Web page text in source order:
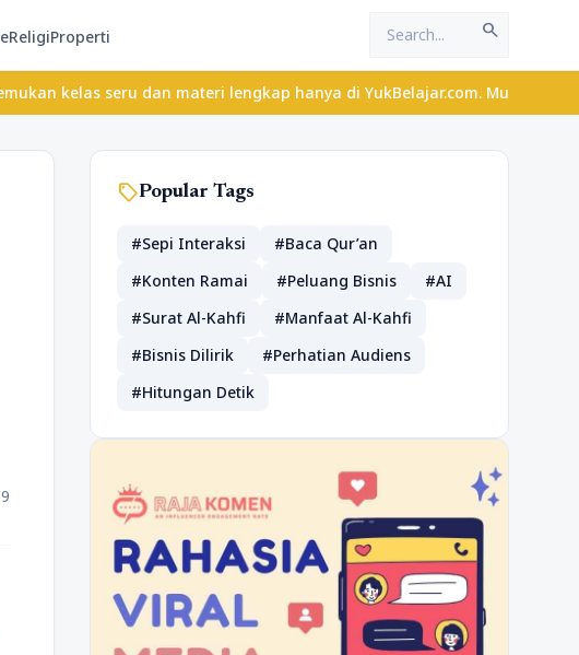
ReligiProperti search
dan materi lengkap hanya di YukBelajar.com. Mulai langkah
sellPopular Tags
#Sepi Interaksi
#Baca Qur’an
#Konten Ramai
#Peluang Bisnis
#AI
#Surat Al-Kahfi
#Manfaat Al-Kahfi
#Bisnis Dilirik
#Perhatian Audiens
#Hitungan Detik